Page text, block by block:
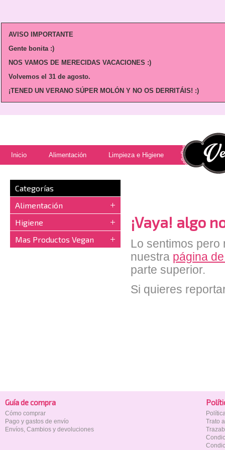
AVISO IMPORTANTE
Gente bonita :)
NOS VAMOS DE MERECIDAS VACACIONES :)
Volvemos el 31 de agosto.
¡TENED UN VERANO SÚPER MOLÓN Y NO OS DERRITÁIS! :)
Inicio Alimentación Limpieza e Higiene
Categorías
Alimentación
Higiene
Mas Productos Vegan
¡Vaya! algo
Lo sentimos pero
nuestra página
parte superior.
Si quieres
Guía de compra
Cómo comprar
Pago y gastos de envío
Envíos, Cambios y devoluciones
Trato